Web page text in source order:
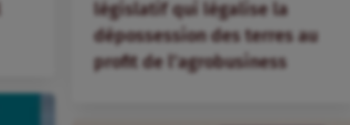
législatif qui légalise la
dépossession des terres au
profit de l’agrobusiness